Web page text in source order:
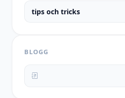
tips och tricks
BLOGG